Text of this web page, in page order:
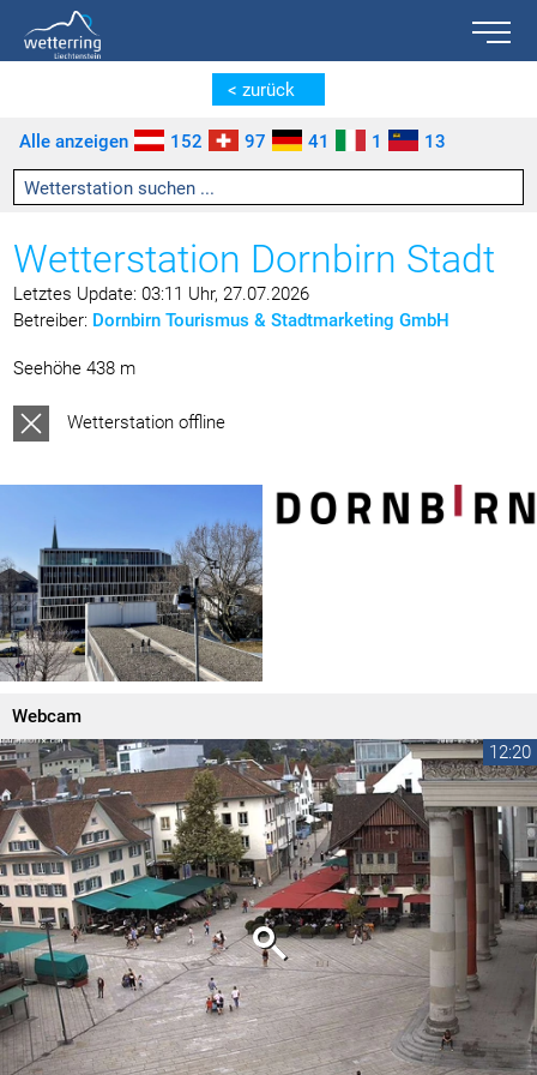
Zum Inhalt springen [AK + 0]
Zum linken senkrechten Seitenmenü springen [AK + 1]
Zum rechten senkrechten Seitenmenü springen [AK + 2]
Zu den Inhalten im Fußbereich springen [AK + 3]
Toggle
< zurück
Alle anzeigen 152 97 41 1 13
Wetterstation Dornbirn Stadt
Letztes Update: 03:11 Uhr, 27.07.2026
Betreiber: Dornbirn Tourismus & Stadtmarketing GmbH
Seehöhe 438 m
Wetterstation offline
Webcam
12:20